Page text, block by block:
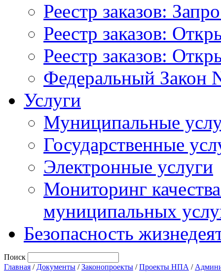
Реестр заказов:
Реестр заказов:
Реестр заказов:
Федеральный Закон
Услуги
Муниципальные
Государственные
Электронные услуги
Мониторинг
муниципальных
Безопасность
Поиск
Главная / Документы /Законопроекты /Проекты НПА /